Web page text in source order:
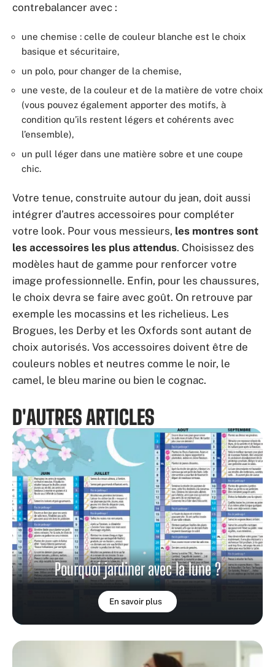
contrebalancer avec :
une chemise : celle de couleur blanche est le choix
basique et sécuritaire,
un polo, pour changer de la chemise,
une veste, de la couleur et de la matière de votre choix
(vous pouvez également apporter des motifs, à
condition qu’ils restent légers et cohérents avec
l’ensemble),
un pull léger dans une matière sobre et une coupe
chic.
Votre tenue, construite autour du jean, doit aussi
intégrer d’autres accessoires pour compléter
votre look. Pour vous messieurs, les montres sont
les accessoires les plus attendus. Choisissez des
modèles haut de gamme pour renforcer votre
image professionnelle. Enfin, pour les chaussures,
le choix devra se faire avec goût. On retrouve par
exemple les mocassins et les richelieus. Les
Brogues, les Derby et les Oxfords sont autant de
choix autorisés. Vos accessoires doivent être de
couleurs nobles et neutres comme le noir, le
camel, le bleu marine ou bien le cognac.
D'AUTRES ARTICLES
Pourquoi jardiner avec la lune ?
En savoir plus